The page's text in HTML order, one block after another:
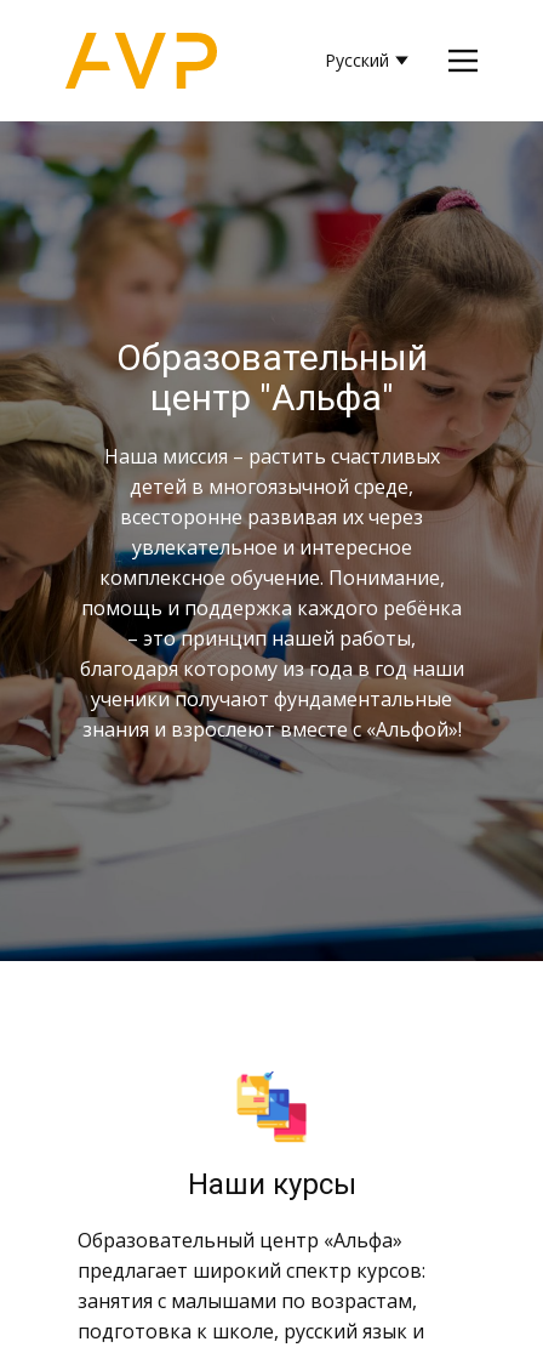
Курсы
Преподаватели
Фотоальбом
Расписания
Контактная информация
​Образовательный
центр "Альфа"
​​Наша миссия – растить счастливых
детей в многоязычной среде,
всесторонне развивая их через
увлекательное и интересное
комплексное обучение. Понимание,
помощь и поддержка каждого ребёнка
– это принцип нашей работы,
благодаря которому из года в год наши
ученики получают фундаментальные
знания и взрослеют вместе с «Альфой»!
​Наши курсы
​ Образовательный центр «Альфа»
предлагает широкий спектр курсов:
занятия с малышами по возрастам,
подготовка к школе, русский язык и